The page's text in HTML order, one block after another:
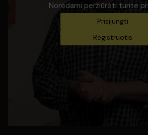
Norėdami peržiūrėti turite
Prisijungti
Registruotis